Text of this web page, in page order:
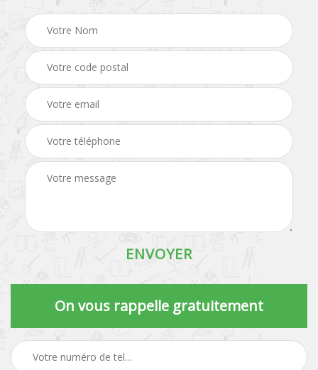
On vous rappelle gratuitement